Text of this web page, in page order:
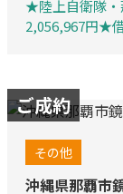
★陸上自衛隊
2,056,967円★
ご成約
その他
沖縄県那覇市